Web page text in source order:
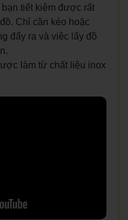
tiết kiệm được rất
Chỉ cần kéo hoặc
đẩy ra và việc lấy đồ
làm từ chất liệu inox